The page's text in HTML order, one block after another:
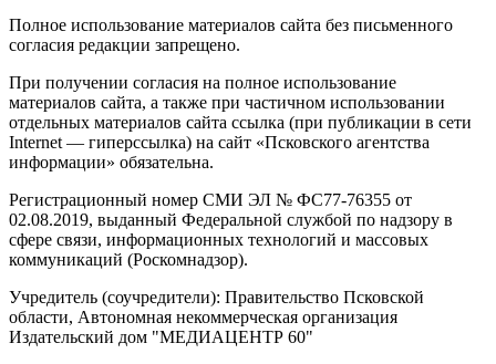
Полное использование материалов сайта без письменного
согласия редакции запрещено.
При получении согласия на полное использование
материалов сайта, а также при частичном использовании
отдельных материалов сайта ссылка (при публикации в сети
Internet — гиперссылка) на сайт «Псковского агентства
информации» обязательна.
Регистрационный номер СМИ ЭЛ № ФС77-76355 от
02.08.2019, выданный Федеральной службой по надзору в
сфере связи, информационных технологий и массовых
коммуникаций (Роскомнадзор).
Учредитель (соучредители): Правительство Псковской
области, Автономная некоммерческая организация
Издательский дом "МЕДИАЦЕНТР 60"